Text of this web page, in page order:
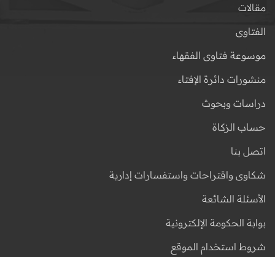
مقالات
الفتاوى
موسوعة فتاوى الفقهاء
منشورات دائرة الإفتاء
دراسات وبحوث
حساب الزكاة
اتصل بنا
شكاوى واقتراحات واستفسارات إدارية
الأسئلة الشائعة
بوابة الحكومة الإلكترونية
شروط استخدام الموقع